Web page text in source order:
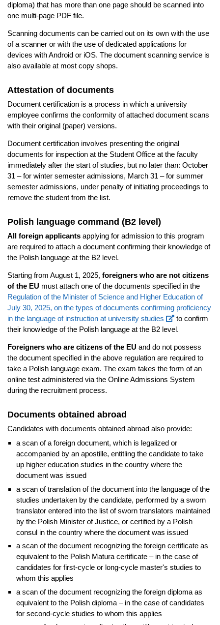
diploma) that has more than one page should be scanned into
one multi-page PDF file.
Scanning documents can be carried out on its own with the use
of a scanner or with the use of dedicated applications for
devices with Android or iOS. The document scanning service is
also available at most copy shops.
Attestation of documents
Document certification is a process in which a university
employee confirms the conformity of attached document scans
with their original (paper) versions.
Document certification involves presenting the original
documents for inspection at the Student Office at the faculty
immediately after the start of studies, but no later than: October
31 – for winter semester admissions, March 31 – for summer
semester admissions, under penalty of initiating proceedings to
remove the student from the list.
Polish language command (B2 level)
All foreign applicants applying for admission to this program
are required to attach a document confirming their knowledge of
the Polish language at the B2 level.
Starting from August 1, 2025, foreigners who are not citizens
of the EU must attach one of the documents specified in the
Regulation of the Minister of Science and Higher Education of
July 30, 2025, on the types of documents confirming proficiency
in the language of instruction at university studies
to confirm
their knowledge of the Polish language at the B2 level.
Foreigners who are citizens of the EU and do not possess
the document specified in the above regulation are required to
take a Polish language exam. The exam takes the form of an
online test administered via the Online Admissions System
during the recruitment process.
Documents obtained abroad
Candidates with documents obtained abroad also provide:
a scan of a foreign document, which is legalized or
accompanied by an apostille, entitling the candidate to take
up higher education studies in the country where the
document was issued
a scan of translation of the document into the language of the
studies undertaken by the candidate, performed by a sworn
translator entered into the list of sworn translators maintained
by the Polish Minister of Justice, or certified by a Polish
consul in the country where the document was issued
a scan of the document recognizing the foreign certificate as
equivalent to the Polish Matura certificate – in the case of
candidates for first-cycle or long-cycle master's studies to
whom this applies
a scan of the document recognizing the foreign diploma as
equivalent to the Polish diploma – in the case of candidates
for second-cycle studies to whom this applies